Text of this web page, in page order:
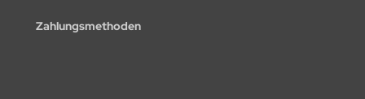
Zahlungsmethoden